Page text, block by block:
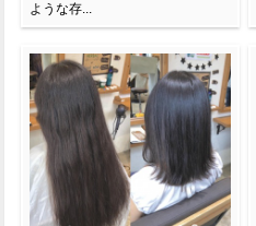
ような存...